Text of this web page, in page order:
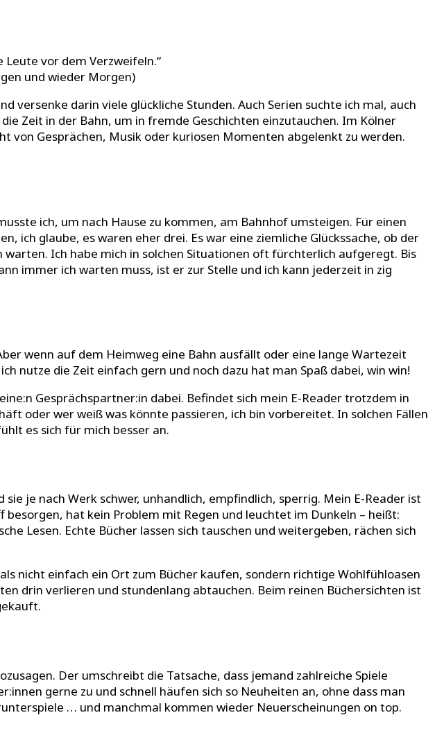
vor dem Verzweifeln.“
und wieder Morgen)
versenke darin viele glückliche Stunden. Auch Serien suchte ich mal, auch
Zeit in der Bahn, um in fremde Geschichten einzutauchen. Im Kölner
Gesprächen, Musik oder kuriosen Momenten abgelenkt zu werden.
ich, um nach Hause zu kommen, am Bahnhof umsteigen. Für einen
ich glaube, es waren eher drei. Es war eine ziemliche Glückssache, ob der
Ich habe mich in solchen Situationen oft fürchterlich aufgeregt. Bis
immer ich warten muss, ist er zur Stelle und ich kann jederzeit in zig
wenn auf dem Heimweg eine Bahn ausfällt oder eine lange Wartezeit
nutze die Zeit einfach gern und noch dazu hat man Spaß dabei, win win!
Gesprächspartner:in dabei. Befindet sich mein E-Reader trotzdem in
oder wer weiß was könnte passieren, ich bin vorbereitet. In solchen Fällen
es sich für mich besser an.
je nach Werk schwer, unhandlich, empfindlich, sperrig. Mein E-Reader ist
hat kein Problem mit Regen und leuchtet im Dunkeln – heißt:
Lesen. Echte Bücher lassen sich tauschen und weitergeben, rächen sich
nicht einfach ein Ort zum Bücher kaufen, sondern richtige Wohlfühloasen
drin verlieren und stundenlang abtauchen. Beim reinen Büchersichten ist
Der umschreibt die Tatsache, dass jemand zahlreiche Spiele
gerne zu und schnell häufen sich so Neuheiten an, ohne dass man
… und manchmal kommen wieder Neuerscheinungen on top.